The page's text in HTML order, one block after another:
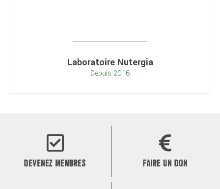
Depuis 2016
DEVENEZ MEMBRES FAIRE UN DON